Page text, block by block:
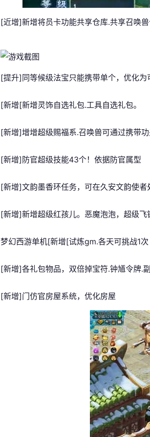
[近增]新增将员卡功能共享仓库.共享召唤
[提升]同等候级法宝只能携带单个，优化为
[新增[新增灵饰自选礼包.工具自选礼包。
[新增]增增超级赐福系.召唤兽可通过携带功
[新增]防官超级技能43个！依据防官属型
[新增]文韵墨香环任务，可在久安文韵使者
[新增]新增超级红孩儿。恶魔泡泡，超级
梦幻西游单机[新增[试炼gm.各天可挑战1次
[新增]各礼包物品，双倍掉宝符.钟馗令牌.
[新增]门仿官房屋系统，优化房屋